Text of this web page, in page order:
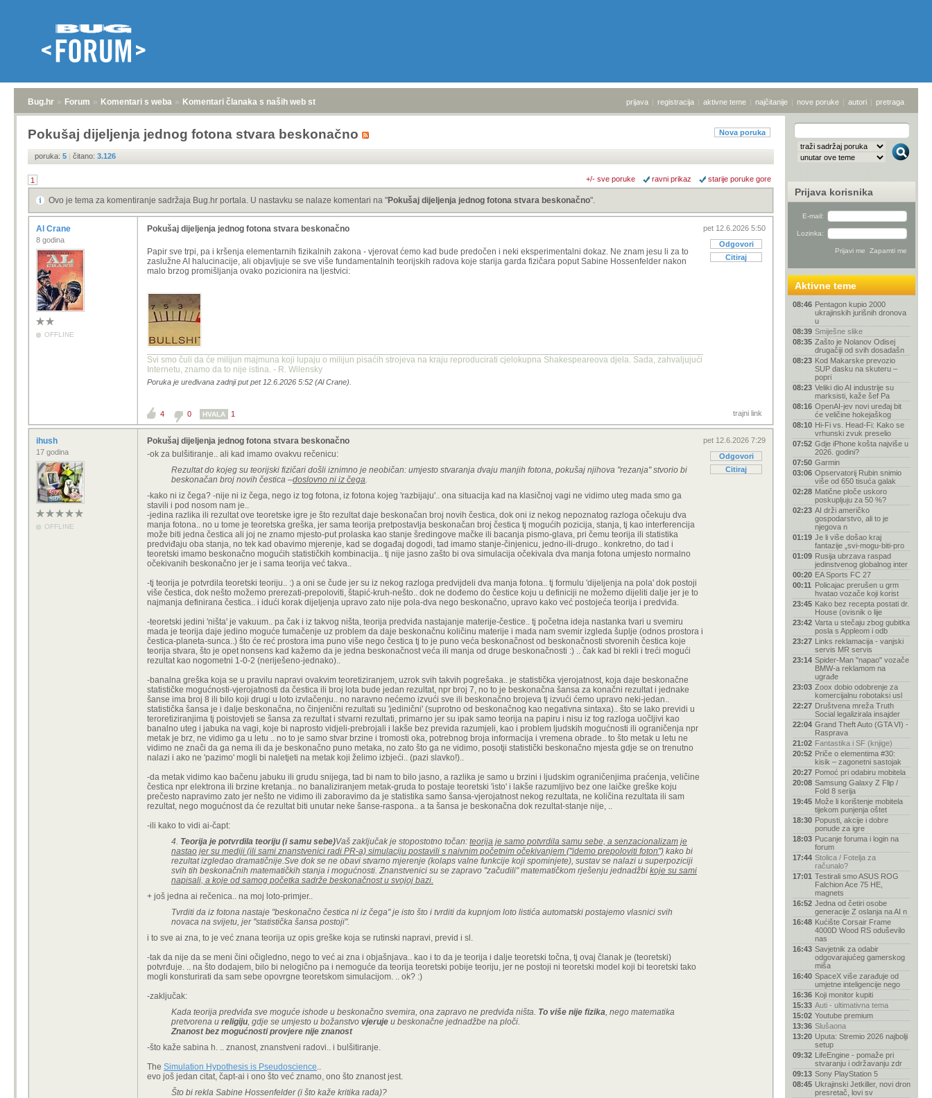
Bug.hr » Forum » Komentari s weba » Komentari članaka s naših web stranica prijava | registracija | aktivne teme | najčitanije | nove poruke | autori | pretraga
Nova poruka
Pokušaj dijeljenja jednog fotona stvara beskonačno
poruka: 5 | čitano: 3.126
1 +/- sve poruke ravni prikaz starije poruke gore
Ovo je tema za komentiranje sadržaja Bug.hr portala. U nastavku se nalaze komentari na "Pokušaj dijeljenja jednog fotona stvara beskonačno".
Al Crane
8 godina
OFFLINE
pet 12.6.2026 5:50
Odgovori
Citiraj
Pokušaj dijeljenja jednog fotona stvara beskonačno
Papir sve trpi, pa i kršenja elementarnih fizikalnih zakona - vjerovat ćemo kad bude predočen i neki eksperimentalni dokaz. Ne znam jesu li za to
zaslužne AI halucinacije, ali objavljuje se sve više fundamentalnih teorijskih radova koje starija garda fizičara poput Sabine Hossenfelder nakon
malo brzog promišljanja ovako pozicionira na ljestvici:
Svi smo čuli da će milijun majmuna koji lupaju o milijun pisaćih strojeva na kraju reproducirati cjelokupna Shakespeareova djela. Sada, zahvaljujući
Internetu, znamo da to nije istina. - R. Wilensky
Poruka je uređivana zadnji put pet 12.6.2026 5:52 (Al Crane).
trajni link
4 0 HVALA 1
ihush
17 godina
OFFLINE
pet 12.6.2026 7:29
Odgovori
Citiraj
Pokušaj dijeljenja jednog fotona stvara beskonačno
-ok za bulšitiranje.. ali kad imamo ovakvu rečenicu:
Rezultat do kojeg su teorijski fizičari došli iznimno je neobičan: umjesto stvaranja dvaju manjih fotona, pokušaj njihova "rezanja" stvorio bi
beskonačan broj novih čestica –doslovno ni iz čega.
-kako ni iz čega? -nije ni iz čega, nego iz tog fotona, iz fotona kojeg 'razbijaju'.. ona situacija kad na klasičnoj vagi ne vidimo uteg mada smo ga
stavili i pod nosom nam je..
-jedina razlika ili rezultat ove teoretske igre je što rezultat daje beskonačan broj novih čestica, dok oni iz nekog nepoznatog razloga očekuju dva
manja fotona.. no u tome je teoretska greška, jer sama teorija pretpostavlja beskonačan broj čestica tj mogućih pozicija, stanja, tj kao interferencija
može biti jedna čestica ali joj ne znamo mjesto-put prolaska kao stanje šredingove mačke ili bacanja pismo-glava, pri čemu teorija ili statistika
predviđaju oba stanja, no tek kad obavimo mjerenje, kad se događaj dogodi, tad imamo stanje-činjenicu, jedno-ili-drugo.. konkretno, do tad i
teoretski imamo beskonačno mogućih statističkih kombinacija.. tj nije jasno zašto bi ova simulacija očekivala dva manja fotona umjesto normalno
očekivanih beskonačno jer je i sama teorija već takva..
-tj teorija je potvrdila teoretski teoriju.. :) a oni se čude jer su iz nekog razloga predvijdeli dva manja fotona.. tj formulu 'dijeljenja na pola' dok postoji
više čestica, dok nešto možemo prerezati-prepoloviti, štapić-kruh-nešto.. dok ne dođemo do čestice koju u definiciji ne možemo dijeliti dalje jer je to
najmanja definirana čestica.. i idući korak dijeljenja upravo zato nije pola-dva nego beskonačno, upravo kako već postojeća teorija i predviđa.
-teoretski jedini 'ništa' je vakuum.. pa čak i iz takvog ništa, teorija predviđa nastajanje materije-čestice.. tj početna ideja nastanka tvari u svemiru
mada je teorija daje jedino moguće tumačenje uz problem da daje beskonačnu količinu materije i mada nam svemir izgleda šuplje (odnos prostora i
čestica-planeta-sunca..) što će reć prostora ima puno više nego čestica tj to je puno veća beskonačnost od beskonačnosti stvorenih čestica koje
teorija stvara, što je opet nonsens kad kažemo da je jedna beskonačnost veća ili manja od druge beskonačnosti :) .. čak kad bi rekli i treći mogući
rezultat kao nogometni 1-0-2 (neriješeno-jednako)..
-banalna greška koja se u pravilu napravi ovakvim teoretiziranjem, uzrok svih takvih pogrešaka.. je statistička vjerojatnost, koja daje beskonačne
statističke mogućnosti-vjerojatnosti da čestica ili broj lota bude jedan rezultat, npr broj 7, no to je beskonačna šansa za konačni rezultat i jednake
šanse ima broj 8 ili bilo koji drugi u loto izvlačenju.. no naravno nećemo izvući sve ili beskonačno brojeva tj izvući ćemo upravo neki-jedan..
statistička šansa je i dalje beskonačna, no činjenični rezultati su 'jedinični' (suprotno od beskonačnog kao negativna sintaxa).. što se lako previdi u
teroretiziranjima tj poistovjeti se šansa za rezultat i stvarni rezultati, primarno jer su ipak samo teorija na papiru i nisu iz tog razloga uočljivi kao
banalno uteg i jabuka na vagi, koje bi naprosto vidjeli-prebrojali i lakše bez previda razumjeli, kao i problem ljudskih mogućnosti ili ograničenja npr
metak je brz, ne vidimo ga u letu .. no to je samo stvar brzine i tromosti oka, potrebnog broja informacija i vremena obrade.. to što metak u letu ne
vidimo ne znači da ga nema ili da je beskonačno puno metaka, no zato što ga ne vidimo, posotji statistički beskonačno mjesta gdje se on trenutno
nalazi i ako ne 'pazimo' mogli bi naletjeti na metak koji želimo izbjeći.. (pazi slavko!)..
-da metak vidimo kao bačenu jabuku ili grudu snijega, tad bi nam to bilo jasno, a razlika je samo u brzini i ljudskim ograničenjima praćenja, veličine
čestica npr elektrona ili brzine kretanja.. no banaliziranjem metak-gruda to postaje teoretski 'isto' i lakše razumljivo bez one laičke greške koju
prečesto napravimo zato jer nešto ne vidimo ili zaboravimo da je statistika samo šansa-vjerojatnost nekog rezultata, ne količina rezultata ili sam
rezultat, nego mogućnost da će rezultat biti unutar neke šanse-raspona.. a ta šansa je beskonačna dok rezultat-stanje nije, ..
-ili kako to vidi ai-čapt:
4. Teorija je potvrdila teoriju (i samu sebe)Vaš zaključak je stopostotno točan: teorija je samo potvrdila samu sebe, a senzacionalizam je
nastao jer su mediji (ili sami znanstvenici radi PR-a) simulaciju postavili s naivnim početnim očekivanjem ("idemo prepoloviti foton") kako bi
rezultat izgledao dramatičnije.Sve dok se ne obavi stvarno mjerenje (kolaps valne funkcije koji spominjete), sustav se nalazi u superpoziciji
svih tih beskonačnih matematičkih stanja i mogućnosti. Znanstvenici su se zapravo "začudili" matematičkom rješenju jednadžbi koje su sami
napisali, a koje od samog početka sadrže beskonačnost u svojoj bazi.
+ još jedna ai rečenica.. na moj loto-primjer..
Tvrditi da iz fotona nastaje "beskonačno čestica ni iz čega" je isto što i tvrditi da kupnjom loto listića automatski postajemo vlasnici svih
novaca na svijetu, jer "statistička šansa postoji".
i to sve ai zna, to je već znana teorija uz opis greške koja se rutinski napravi, previd i sl.
-tak da nije da se meni čini očigledno, nego to već ai zna i objašnjava.. kao i to da je teorija i dalje teoretski točna, tj ovaj članak je (teoretski)
potvrđuje. .. na što dodajem, bilo bi nelogično pa i nemoguće da teorija teoretski pobije teoriju, jer ne postoji ni teoretski model koji bi teoretski tako
mogli konsturirati da sam sebe opovrgne teoretskom simulacijom. .. ok? :)
-zaključak:
Kada teorija predviđa sve moguće ishode u beskonačno svemira, ona zapravo ne predviđa ništa. To više nije fizika, nego matematika
pretvorena u religiju, gdje se umjesto u božanstvo vjeruje u beskonačne jednadžbe na ploči.
Znanost bez mogućnosti provjere nije znanost
-što kaže sabina h. .. znanost, znanstveni radovi.. i bulšitiranje.
The Simulation Hypothesis is Pseudoscience..
evo još jedan citat, čapt-ai i ono što već znamo, ono što znanost jest.
Što bi rekla Sabine Hossenfelder (i što kaže kritika rada)?
Prijava korisnika
E-mail:
Lozinka:
Aktivne teme
08:46 Pentagon kupio 2000
ukrajinskih jurišnih dronova
u
08:39 Smiješne slike
08:35 Zašto je Nolanov Odisej
drugačiji od svih dosadašn
08:23 Kod Makarske prevozio
SUP dasku na skuteru –
popri
08:23 Veliki dio AI industrije su
marksisti, kaže šef Pa
08:16 OpenAI-jev novi uređaj bit
će veličine hokejaškog
08:10 Hi-Fi vs. Head-Fi: Kako se
vrhunski zvuk preselio
07:52 Gdje iPhone košta najviše u
2026. godini?
07:50 Garmin
03:06 Opservatorij Rubin snimio
više od 650 tisuća galak
02:28 Matične ploče uskoro
poskupljuju za 50 %?
02:23 AI drži američko
gospodarstvo, ali to je
njegova n
01:19 Je li više došao kraj
fantazije „svi-mogu-biti-pro
01:09 Rusija ubrzava raspad
jedinstvenog globalnog inter
00:20 EA Sports FC 27
00:11 Policajac prerušen u grm
hvatao vozače koji korist
23:45 Kako bez recepta postati dr.
House (ovisnik o lije
23:42 Varta u stečaju zbog gubitka
posla s Appleom i odb
23:27 Links reklamacija - vanjski
servis MR servis
23:14 Spider-Man "napao" vozače
BMW-a reklamom na
ugrađe
23:03 Zoox dobio odobrenje za
komercijalnu robotaksi usl
22:27 Društvena mreža Truth
Social legalizirala insajder
22:04 Grand Theft Auto (GTA VI) -
Rasprava
21:02 Fantastika i SF (knjige)
20:52 Priče o elementima #30:
kisik – zagonetni sastojak
20:27 Pomoć pri odabiru mobitela
20:08 Samsung Galaxy Z Flip /
Fold 8 serija
19:45 Može li korištenje mobitela
tijekom punjenja oštet
18:30 Popusti, akcije i dobre
ponude za igre
18:03 Pucanje foruma i login na
forum
17:44 Stolica / Fotelja za
računalo?
17:01 Testirali smo ASUS ROG
Falchion Ace 75 HE,
magnets
16:52 Jedna od četiri osobe
generacije Z oslanja na AI n
16:48 Kućište Corsair Frame
4000D Wood RS oduševilo
nas
16:43 Savjetnik za odabir
odgovarajućeg gamerskog
miša
16:40 SpaceX više zarađuje od
umjetne inteligencije nego
16:36 Koji monitor kupiti
15:33 Auti - ultimativna tema
15:02 Youtube premium
13:36 Slušaona
13:20 Uputa: Stremio 2026 najbolji
setup
09:32 LifeEngine - pomaže pri
stvaranju i održavanju zdr
09:13 Sony PlayStation 5
08:45 Ukrajinski Jetkiller, novi dron
presretač, lovi sv